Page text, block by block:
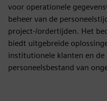
voor operationele
beheer van de
project-/ordertijden. Het
biedt uitgebreide
institutionele klanten en
personeelsbestand van